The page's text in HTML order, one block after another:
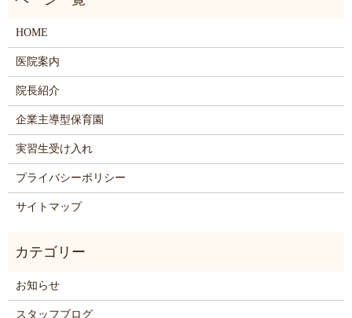
HOME
医院案内
院長紹介
企業主導型保育園
実習生受け入れ
プライバシーポリシー
サイトマップ
お知らせ
スタッフブログ